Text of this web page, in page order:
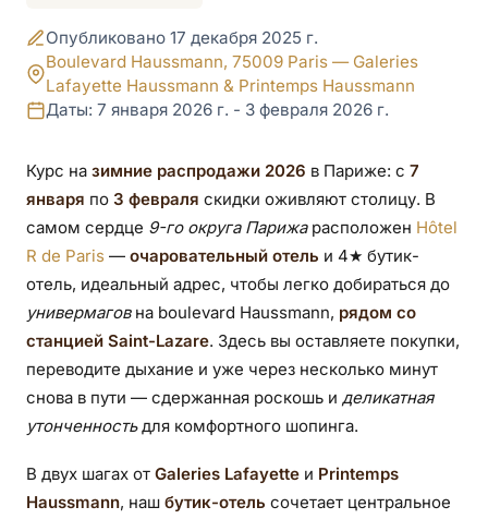
Зимние распродажи
2026 в Париже: ваш
шопинг-штаб в 5–8
минутах от
универмагов
Опубликовано 17 декабря 2025 г.
Boulevard Haussmann, 75009 Paris — Galeries
Lafayette Haussmann & Printemps Haussmann
Даты: 7 января 2026 г. - 3 февраля 2026 г.
Курс на зимние распродажи 2026 в Париже: с 7
января по 3 февраля скидки оживляют столицу. В
самом сердце 9-го округа Парижарасположен Hôtel
R de Paris — очаровательный отель и 4★ бутик-
отель, идеальный адрес, чтобы легко добираться до
универмаговна boulevard Haussmann, рядом со
станцией Saint-Lazare. Здесь вы оставляете покупки,
переводите дыхание и уже через несколько минут
снова в пути — сдержанная роскошь и деликатная
утонченностьдля комфортного шопинга.
В двух шагах от Galeries Lafayette и Printemps
Haussmann, наш бутик-отель сочетает центральное